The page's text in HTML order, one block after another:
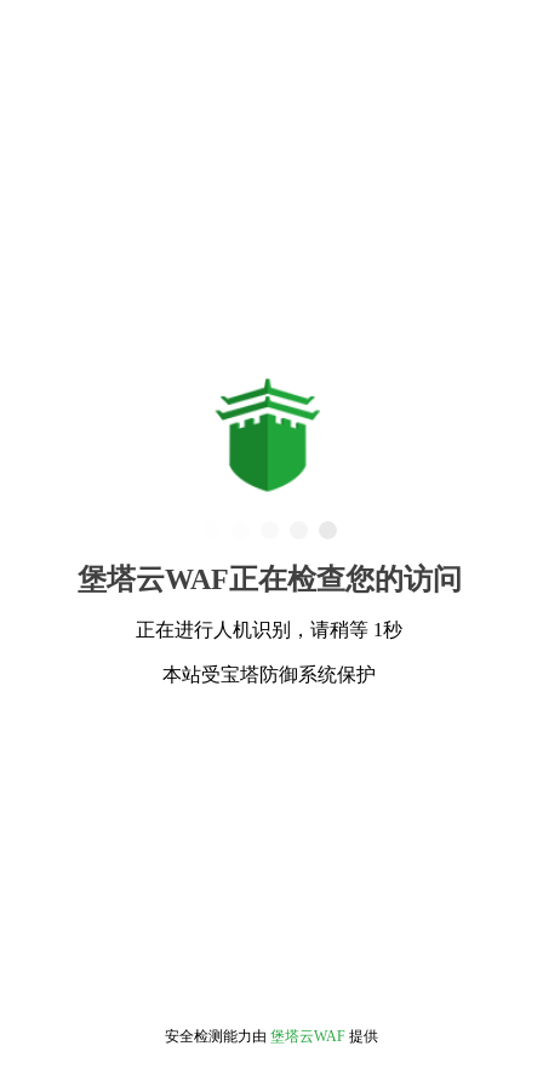
堡塔云WAF正在检查您的访问
正在进行人机识别，请稍等 1秒
本站受宝塔防御系统保护
安全检测能力由 堡塔云WAF 提供